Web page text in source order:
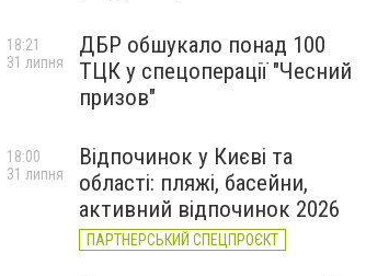
ДБР обшукало понад 100
ТЦК у спецоперації "Чесний
призов"
18:21
31 липня
Відпочинок у Києві та
області: пляжі, басейни,
активний відпочинок 2026
ПАРТНЕРСЬКИЙ СПЕЦПРОЄКТ
18:00
31 липня